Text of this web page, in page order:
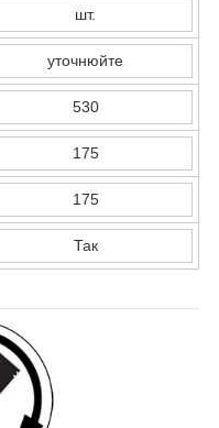
шт.
уточнюйте
530
175
175
Так